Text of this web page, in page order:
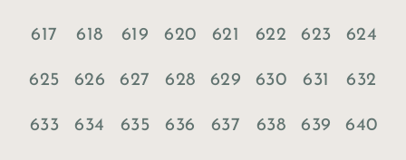
617 618 619 620 621 622 623 624
625 626 627 628 629 630 631 632
633 634 635 636 637 638 639 640